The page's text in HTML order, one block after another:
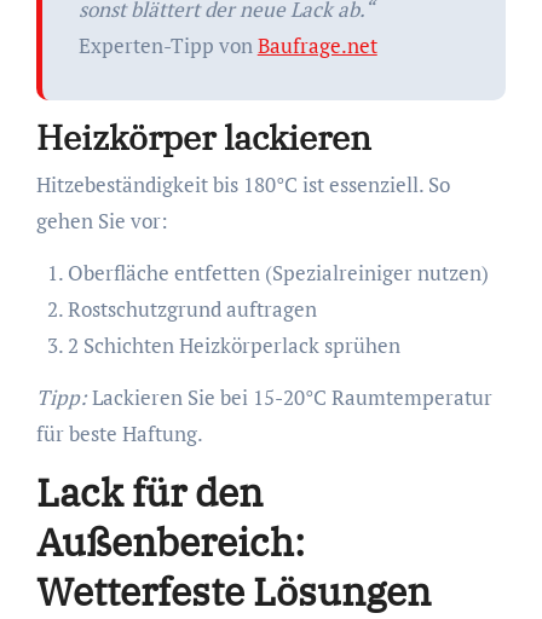
sonst blättert der neue Lack ab.“
Experten-Tipp vonBaufrage.net
Heizkörper lackieren
Hitzebeständigkeit bis 180°C ist essenziell. So
gehen Sie vor:
Oberfläche entfetten (Spezialreiniger nutzen)
Rostschutzgrund auftragen
2 Schichten Heizkörperlack sprühen
Tipp:Lackieren Sie bei 15-20°C Raumtemperatur
für beste Haftung.
Lack für den
Außenbereich:
Wetterfeste Lösungen